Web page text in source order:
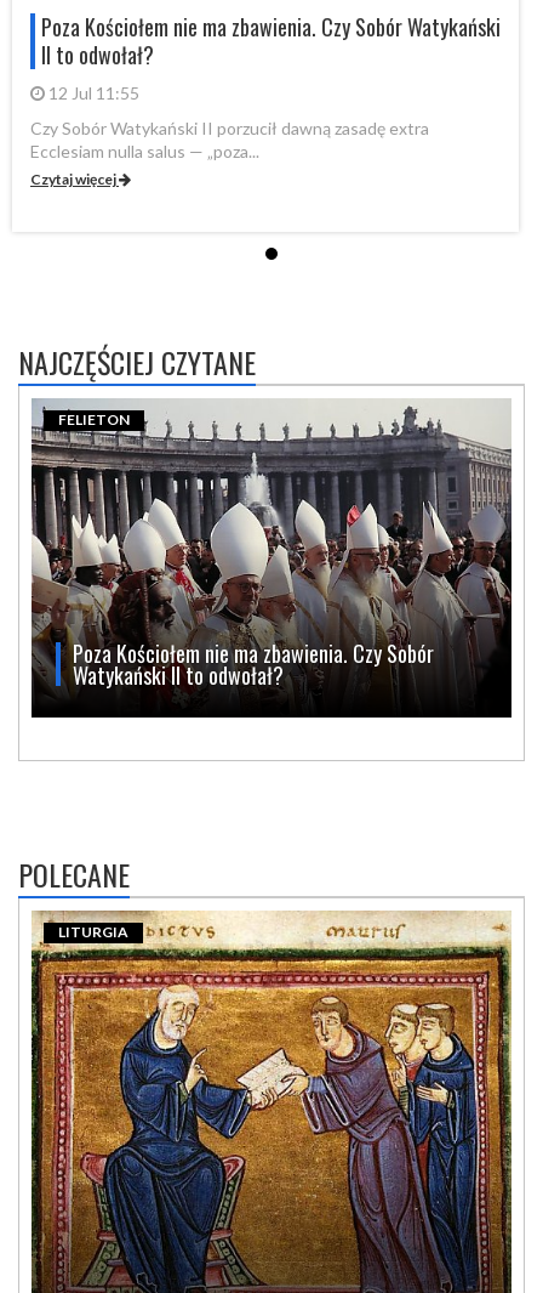
Poza Kościołem nie ma zbawienia. Czy Sobór Watykański
II to odwołał?
12 Jul 11:55
Czy Sobór Watykański II porzucił dawną zasadę extra
Ecclesiam nulla salus — „poza...
Czytaj więcej
NAJCZĘŚCIEJ CZYTANE
Poza Kościołem nie ma zbawienia. Czy Sobór
Watykański II to odwołał?
FELIETON
POLECANE
LITURGIA